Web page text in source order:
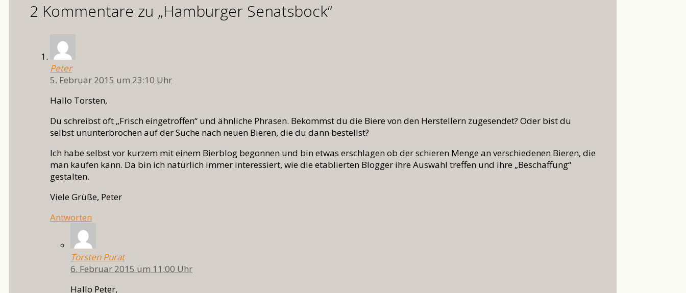
2 Kommentare zu „Hamburger Senatsbock“
Peter
5. Februar 2015 um 23:10 Uhr
Hallo Torsten,
Du schreibst oft „Frisch eingetroffen“ und ähnliche Phrasen. Bekommst du die Biere von den Herstellern zugesendet? Oder bist du
selbst ununterbrochen auf der Suche nach neuen Bieren, die du dann bestellst?
Ich habe selbst vor kurzem mit einem Bierblog begonnen und bin etwas erschlagen ob der schieren Menge an verschiedenen Bieren, die
man kaufen kann. Da bin ich natürlich immer interessiert, wie die etablierten Blogger ihre Auswahl treffen und ihre „Beschaffung“
gestalten.
Viele Grüße, Peter
Antworten
Torsten Purat
6. Februar 2015 um 11:00 Uhr
Hallo Peter,